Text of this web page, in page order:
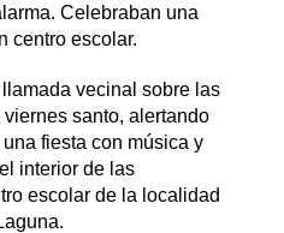
Celebraban una
centro escolar.
vecinal sobre las
santo, alertando
fiesta con música y
interior de las
escolar de la localidad